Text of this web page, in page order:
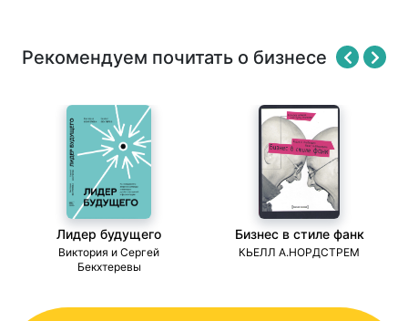
Рекомендуем почитать о бизнесе
Лидер будущего
Виктория и Сергей
Бекхтеревы
Бизнес в стиле фанк
КЬЕЛЛ А.НОРДСТРЕМ